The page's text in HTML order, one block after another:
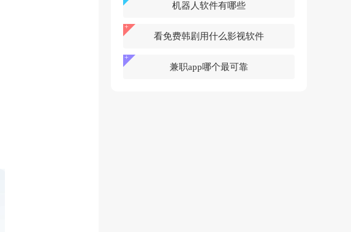
机器人软件有哪些
看免费韩剧用什么影视软件
兼职app哪个最可靠